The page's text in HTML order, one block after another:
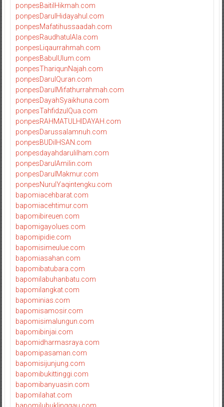
ponpesBaitilHikmah.com
ponpesDarulHidayahul.com
ponpesMafatihussaadah.com
ponpesRaudhatulAla.com
ponpesLiqaurrahmah.com
ponpesBabulUlum.com
ponpesThariqunNajah.com
ponpesDarulQuran.com
ponpesDarulMifathurrahmah.com
ponpesDayahSyaikhuna.com
ponpesTahfidzulQua.com
ponpesRAHMATULHIDAYAH.com
ponpesDarussalamnuh.com
ponpesBUDiIHSAN.com
ponpesdayahdarulilham.com
ponpesDarulAmilin.com
ponpesDarulMakmur.com
ponpesNurulYaqintengku.com
bapomiacehbarat.com
bapomiacehtimur.com
bapomibireuen.com
bapomigayolues.com
bapomipidie.com
bapomisimeulue.com
bapomiasahan.com
bapomibatubara.com
bapomilabuhanbatu.com
bapomilangkat.com
bapominias.com
bapomisamosir.com
bapomisimalungun.com
bapomibinjai.com
bapomidharmasraya.com
bapomipasaman.com
bapomisijunjung.com
bapomibukittinggi.com
bapomibanyuasin.com
bapomilahat.com